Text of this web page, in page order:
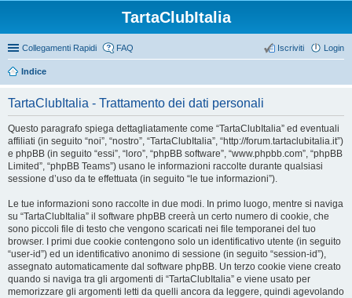
TartaClubItalia
Collegamenti Rapidi FAQ Login
Iscriviti
Indice
TartaClubItalia - Trattamento dei dati personali
Questo paragrafo spiega dettagliatamente come “TartaClubItalia” ed eventuali
affiliati (in seguito “noi”, “nostro”, “TartaClubItalia”, “http://forum.tartaclubitalia.it”)
e phpBB (in seguito “essi”, “loro”, “phpBB software”, “www.phpbb.com”, “phpBB
Limited”, “phpBB Teams”) usano le informazioni raccolte durante qualsiasi
sessione d’uso da te effettuata (in seguito “le tue informazioni”).
Le tue informazioni sono raccolte in due modi. In primo luogo, mentre si naviga
su “TartaClubItalia” il software phpBB creerà un certo numero di cookie, che
sono piccoli file di testo che vengono scaricati nei file temporanei del tuo
browser. I primi due cookie contengono solo un identificativo utente (in seguito
“user-id”) ed un identificativo anonimo di sessione (in seguito “session-id”),
assegnato automaticamente dal software phpBB. Un terzo cookie viene creato
quando si naviga tra gli argomenti di “TartaClubItalia” e viene usato per
memorizzare gli argomenti letti da quelli ancora da leggere, quindi agevolando